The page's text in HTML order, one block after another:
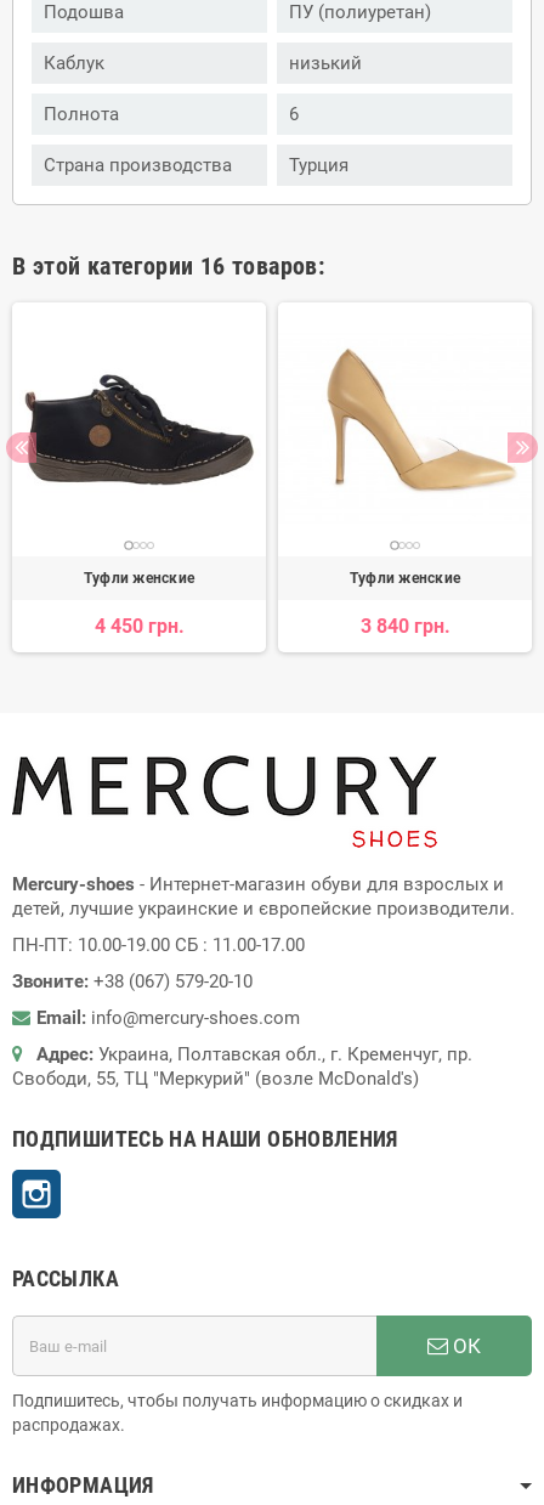
Подошва ПУ (полиуретан)
Каблук низький
Полнота 6
Страна производства Турция
В этой категории 16 товаров:
Туфли женские
4 450 грн.
Туфли женские
3 840 грн.
Mercury-shoes - Интернет-магазин обуви для взрослых и
детей, лучшие украинские и європейские производители.
ПН-ПТ: 10.00-19.00 СБ : 11.00-17.00
Звоните: +38 (067) 579-20-10
Email: info@mercury-shoes.com
Адрес: Украина, Полтавская обл., г. Кременчуг, пр.
Свободи, 55, ТЦ "Меркурий" (возле McDonald's)
ПОДПИШИТЕСЬ НА НАШИ ОБНОВЛЕНИЯ
РАССЫЛКА
ОК
Подпишитесь, чтобы получать информацию о скидках и
распродажах.
ИНФОРМАЦИЯ